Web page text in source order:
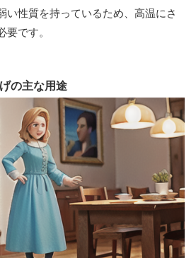
い性質を持っているため、高温にさ
要です。
の主な用途